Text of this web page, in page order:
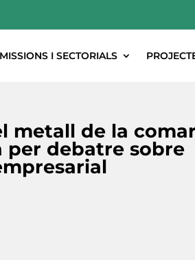
I SECTORIALS
metall de la
per debatre sobre